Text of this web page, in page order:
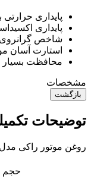
پایداری حرارتی
پایداری
شاخص گرانروی
استارت آسان
محافظت بسیار
مشخصات
بازگشت
توضیحات
روغن موتور راکی مدل 10W40 SL/CF فول سنتتیک حجم 5 لیتر
حجم